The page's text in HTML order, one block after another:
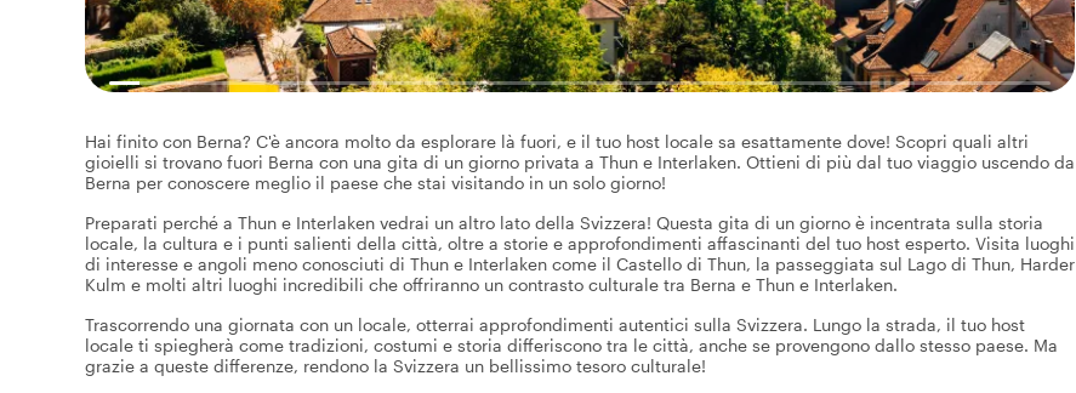
Hai finito con Berna? C'è ancora molto da esplorare là fuori, e il tuo host locale sa esattamente dove! Scopri quali altri
gioielli si trovano fuori Berna con una gita di un giorno privata a Thun e Interlaken. Ottieni di più dal tuo viaggio uscendo da
Berna per conoscere meglio il paese che stai visitando in un solo giorno!
Preparati perché a Thun e Interlaken vedrai un altro lato della Svizzera! Questa gita di un giorno è incentrata sulla storia
locale, la cultura e i punti salienti della città, oltre a storie e approfondimenti affascinanti del tuo host esperto. Visita luoghi
di interesse e angoli meno conosciuti di Thun e Interlaken come il Castello di Thun, la passeggiata sul Lago di Thun, Harder
Kulm e molti altri luoghi incredibili che offriranno un contrasto culturale tra Berna e Thun e Interlaken.
Trascorrendo una giornata con un locale, otterrai approfondimenti autentici sulla Svizzera. Lungo la strada, il tuo host
locale ti spiegherà come tradizioni, costumi e storia differiscono tra le città, anche se provengono dallo stesso paese. Ma
grazie a queste differenze, rendono la Svizzera un bellissimo tesoro culturale!